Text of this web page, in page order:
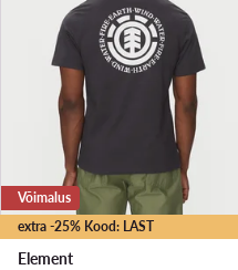
extra -25% Kood: LAST
Võimalus
Element